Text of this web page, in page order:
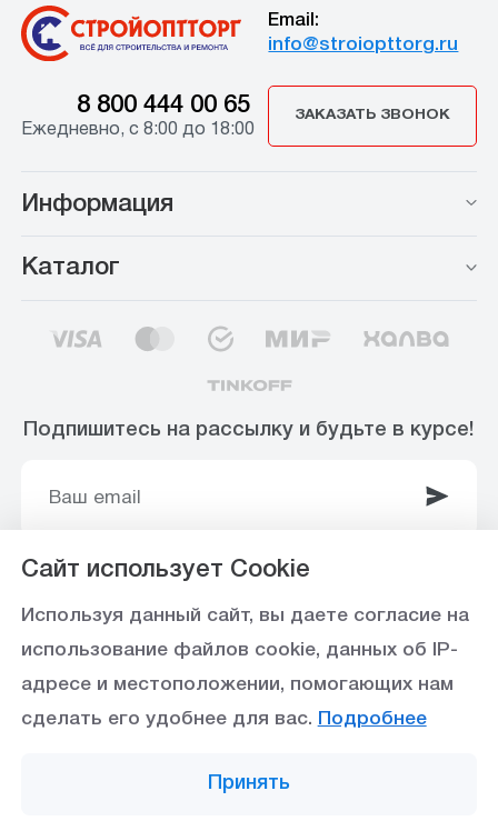
Email:
info@stroiopttorg.ru
8 800 444 00 65
Ежедневно, с 8:00 до 18:00
ЗАКАЗАТЬ ЗВОНОК
Информация
Каталог
Подпишитесь на рассылку и будьте в курсе!
Ставропольское отделение №5230 ПАО Сбербанк,
БИК 040702615
Сайт использует Cookie
Используя данный сайт, вы даете согласие на
использование файлов cookie, данных об IP-
адресе и местоположении, помогающих нам
сделать его удобнее для вас. Подробнее
Принять